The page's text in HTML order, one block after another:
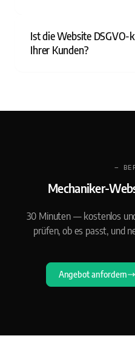
Ist die Website
Ihrer Kunden?
—
Mechaniker-
30 Minuten — kostenlos
prüfen, ob es passt, und
Angebot anfordern